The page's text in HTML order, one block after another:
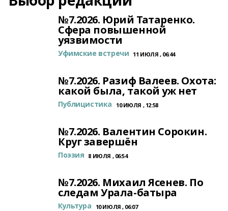
№7.2026. Юрий Татаренко.
Сфера повышенной
уязвимости
Уфимские встречи 11 ИЮЛЯ , 06:44
№7.2026. Разиф Валеев. Охота:
какой была, такой уж нет
Публицистика 10 ИЮЛЯ , 12:58
№7.2026. Валентин Сорокин.
Круг завершён
Поэзия 8 ИЮЛЯ , 06:54
№7.2026. Михаил Ясенев. По
следам Урала-батыра
Культура 10 ИЮЛЯ , 06:07